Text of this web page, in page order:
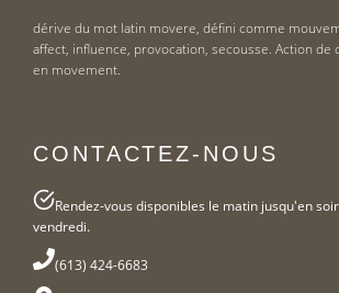
dérive du mot latin movere, défini comme
affect, influence, provocation, secousse. Action de
en movement.
CONTACTEZ-NOUS
Rendez-vous disponibles le matin jusqu'en
vendredi.
(613) 424-6683